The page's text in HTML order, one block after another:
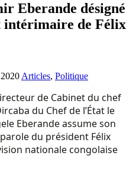
Eberande désigné
intérimaire de Félix
Articles, Politique
de Cabinet du chef
du Chef de l’État le
Eberande assume son
du président Félix
nationale congolaise